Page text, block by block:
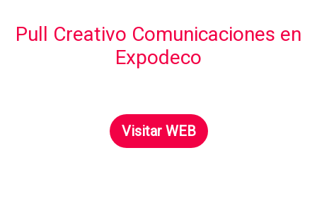
Pull Creativo Comunicaciones en
Expodeco
Visitar WEB